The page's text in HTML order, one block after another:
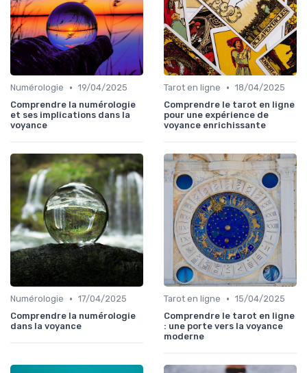
Numérologie • 19/04/2025
Comprendre la numérologie
et ses implications dans la
voyance
Tarot en ligne • 18/04/2025
Comprendre le tarot en ligne
pour une expérience de
voyance enrichissante
Numérologie • 17/04/2025
Comprendre la numérologie
dans la voyance
Tarot en ligne • 15/04/2025
Comprendre le tarot en ligne
: une porte vers la voyance
moderne